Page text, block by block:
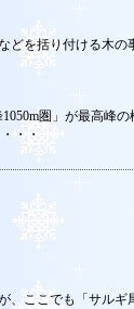
どを括り付ける木
圏」が最高峰の
・・
ここでも「サルギ